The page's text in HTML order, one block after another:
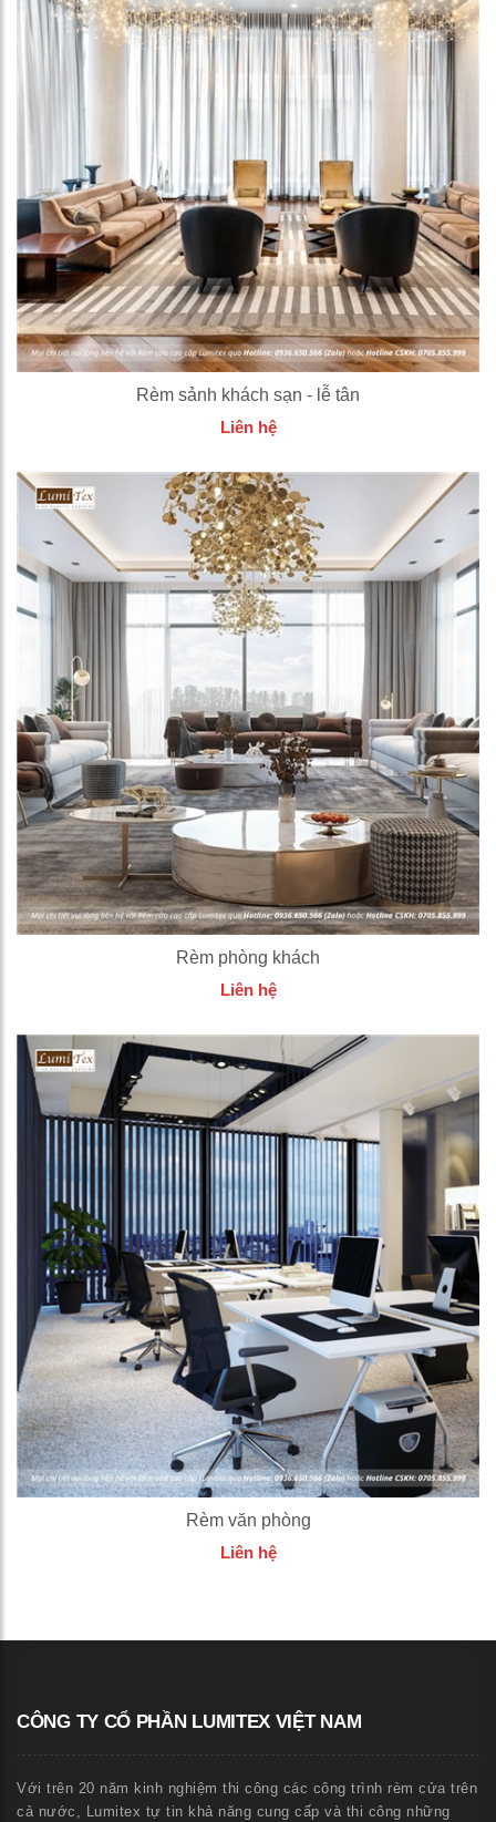
Rèm sảnh khách sạn - lễ tân
Liên hệ
Rèm phòng khách
Liên hệ
Rèm văn phòng
Liên hệ
CÔNG TY CỔ PHẦN LUMITEX VIỆT NAM
Với trên 20 năm kinh nghiệm thi công các công trình rèm cửa trên
cả nước, Lumitex tự tin khả năng cung cấp và thi công những